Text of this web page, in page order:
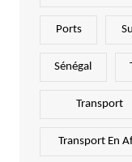
Ports
Sénégal
Transport
Transport En